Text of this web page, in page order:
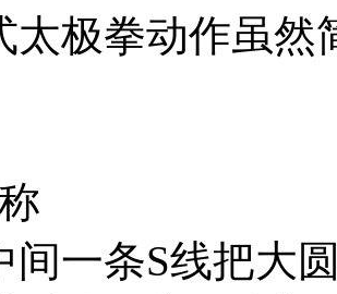
太极拳动作虽然
间一条S线把大